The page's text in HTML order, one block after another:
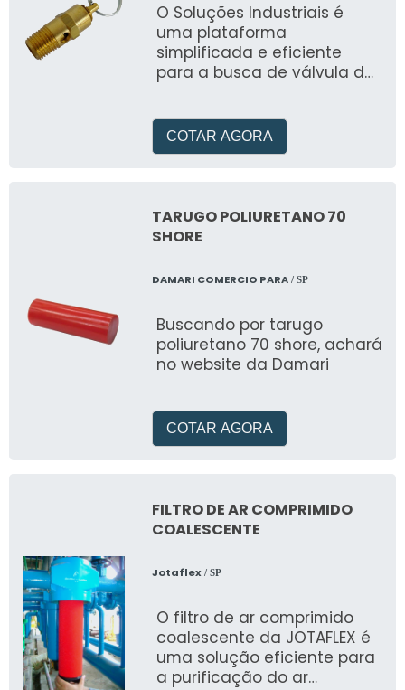
O Soluções Industriais é
uma plataforma
simplificada e eficiente
para a busca de válvula de
COTAR AGORA
TARUGO POLIURETANO 70
SHORE
DAMARI COMERCIO PARA/ SP
Buscando por tarugo
poliuretano 70 shore, achará
no website da Damari
COTAR AGORA
FILTRO DE AR COMPRIMIDO
COALESCENTE
Jotaflex/ SP
O filtro de ar comprimido
coalescente da JOTAFLEX é
uma solução eficiente para
a purificação do ar